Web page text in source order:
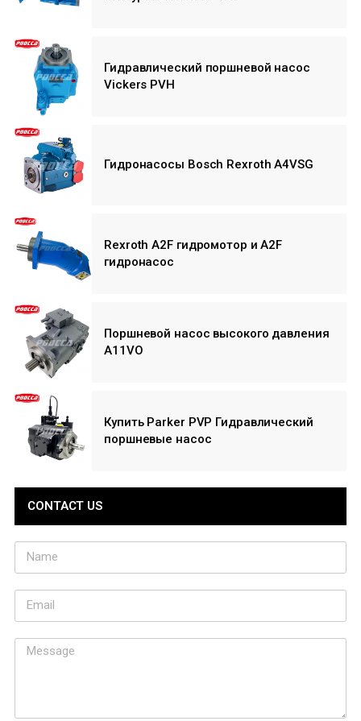
Гидравлический поршневой насос
Vickers PVH
Гидронасосы Bosch Rexroth A4VSG
Rexroth A2F гидромотор и A2F
гидронасос
Поршневой насос высокого давления
A11VO
Купить Parker PVP Гидравлический
поршневые насос
CONTACT US